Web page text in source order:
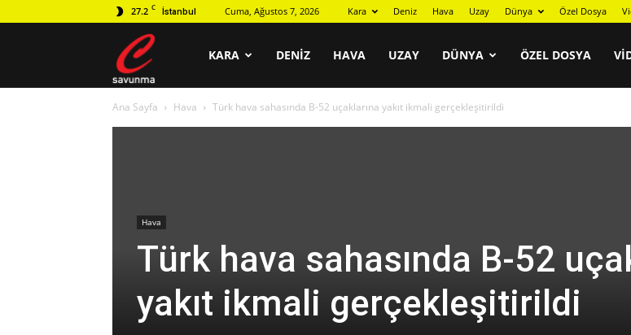
27.2 C İstanbul Cuma, Ağustos 7, 2026 Kara Deniz Hava Uzay Dünya Özel Dosya
KARA DENIZ HAVA UZAY DÜNYA ÖZEL DOSYA
Ana Sayfa Hava Türk hava sahasında B-52 uçaklarına yakıt ikmali gerçekleşitirildi
Hava
Türk hava sahasında B-52
yakıt ikmali gerçekleşitirildi